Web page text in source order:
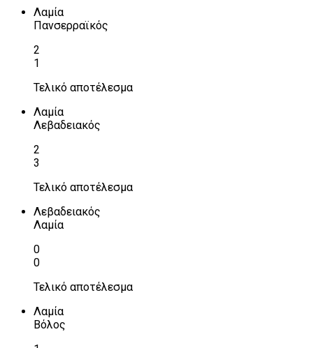
Λαμία
Πανσερραϊκός
2
1
Τελικό αποτέλεσμα
Λαμία
Λεβαδειακός
2
3
Τελικό αποτέλεσμα
Λεβαδειακός
Λαμία
0
0
Τελικό αποτέλεσμα
Λαμία
Βόλος